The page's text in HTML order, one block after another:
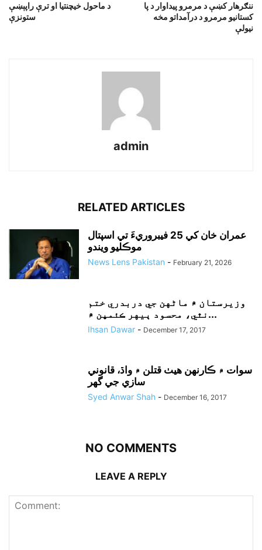
د ماحول خيچنتيا او ترې راپېښې
ستونزې
ننګرهار کښې د مرمرو پيداوار د پا
کستانيو مرمرو د درآمداتو مخه
نيولې
admin
RELATED ARTICLES
عمران خان کي 25 فيبروريءَ تي اسپتال
موڪليو ويندو
News Lens Pakistan - February 21, 2026
وزيرستان ۾ ماڻهن جي دربدري ختم
نٿي، محسود ٻيهر ڪئمپن ۾...
Ihsan Dawar - December 17, 2017
سوات ۾ ڪارنهن هيٺ قتلن ۾ واڌ، قانوني
سازي جي گهر
Syed Anwar Shah - December 16, 2017
NO COMMENTS
LEAVE A REPLY